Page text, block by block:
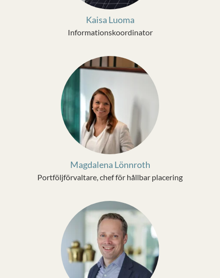
Kaisa Luoma
Informationskoordinator
Magdalena Lönnroth
Portföljförvaltare, chef för hållbar placering